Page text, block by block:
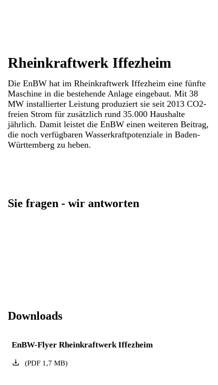
Rheinkraftwerk Iffezheim
Die EnBW hat im Rheinkraftwerk Iffezheim eine fünfte
Maschine in die bestehende Anlage eingebaut. Mit 38
MW installierter Leistung produziert sie seit 2013 CO2-
freien Strom für zusätzlich rund 35.000 Haushalte
jährlich. Damit leistet die EnBW einen weiteren Beitrag,
die noch verfügbaren Wasserkraftpotenziale in Baden-
Württemberg zu heben.
Sie fragen - wir antworten
Downloads
EnBW-Flyer Rheinkraftwerk Iffezheim
(PDF1,7 MB)